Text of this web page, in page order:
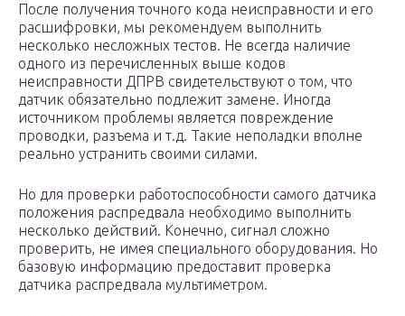
После получения точного кода неисправности и его
расшифровки, мы рекомендуем выполнить
несколько несложных тестов. Не всегда наличие
одного из перечисленных выше кодов
неисправности ДПРВ свидетельствуют о том, что
датчик обязательно подлежит замене. Иногда
источником проблемы является повреждение
проводки, разъема и т.д. Такие неполадки вполне
реально устранить своими силами.
Но для проверки работоспособности самого датчика
положения распредвала необходимо выполнить
несколько действий. Конечно, сигнал сложно
проверить, не имея специального оборудования. Но
базовую информацию предоставит проверка
датчика распредвала мультиметром.